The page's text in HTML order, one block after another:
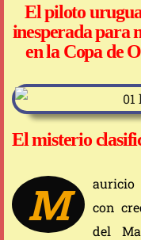
El piloto
inesperada para
en la Copa de
El misterio
M
auricio
con
del